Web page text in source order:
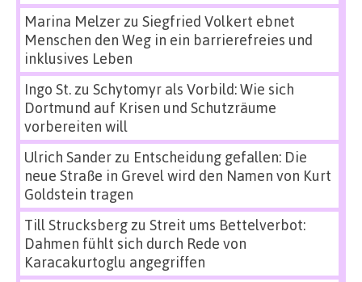
Marina Melzerzu Siegfried Volkert ebnet
Menschen den Weg in ein barrierefreies und
inklusives Leben
Ingo St.zu Schytomyr als Vorbild: Wie sich
Dortmund auf Krisen und Schutzräume
vorbereiten will
Ulrich Sanderzu Entscheidung gefallen: Die
neue Straße in Grevel wird den Namen von Kurt
Goldstein tragen
Till Strucksbergzu Streit ums Bettelverbot:
Dahmen fühlt sich durch Rede von
Karacakurtoglu angegriffen